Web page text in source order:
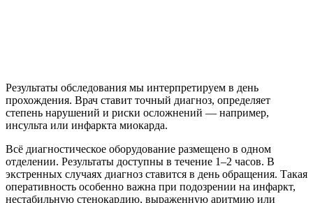
Результаты обследования мы интерпретируем в день
прохождения. Врач ставит точный диагноз, определяет
степень нарушений и риски осложнений — например,
инсульта или инфаркта миокарда.
Всё диагностическое оборудование размещено в одном
отделении. Результаты доступны в течение 1–2 часов. В
экстренных случаях диагноз ставится в день обращения. Такая
оперативность особенно важна при подозрении на инфаркт,
нестабильную стенокардию, выраженную аритмию или